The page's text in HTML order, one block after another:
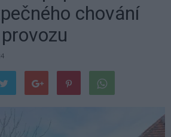
chování